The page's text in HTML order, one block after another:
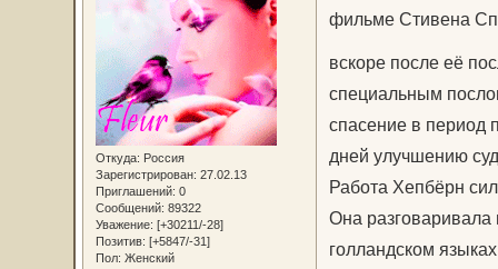
Откуда: Россия
Зарегистрирован: 27.02.13
Приглашений: 0
Сообщений: 89322
Уважение: [+30211/-28]
Позитив: [+5847/-31]
Пол: Женский
фильме Стивена
вскоре после её
специальным
спасение в период
дней улучшению
Работа Хепбёрн
Она разговаривала
голландском